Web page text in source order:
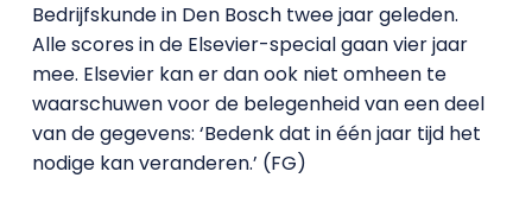
Bedrijfskunde in Den Bosch twee jaar geleden.
Alle scores in de Elsevier-special gaan vier jaar
mee. Elsevier kan er dan ook niet omheen te
waarschuwen voor de belegenheid van een deel
van de gegevens: ‘Bedenk dat in één jaar tijd het
nodige kan veranderen.’ (FG)